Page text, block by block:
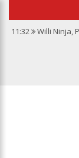
11:32 Willi Ninja,
Linhas
Quarteto